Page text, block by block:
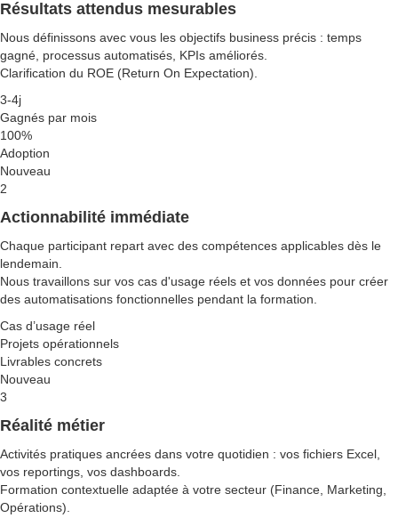
Résultats attendus mesurables
Nous définissons avec vous les objectifs business précis : temps
gagné, processus automatisés, KPIs améliorés.
Clarification du ROE (Return On Expectation).
3-4j
Gagnés par mois
100%
Adoption
Nouveau
2
Actionnabilité immédiate
Chaque participant repart avec des compétences applicables dès le
lendemain.
Nous travaillons sur vos cas d'usage réels et vos données pour créer
des automatisations fonctionnelles pendant la formation.
Cas d’usage réel
Projets opérationnels
Livrables concrets
Nouveau
3
Réalité métier
Activités pratiques ancrées dans votre quotidien : vos fichiers Excel,
vos reportings, vos dashboards.
Formation contextuelle adaptée à votre secteur (Finance, Marketing,
Opérations).